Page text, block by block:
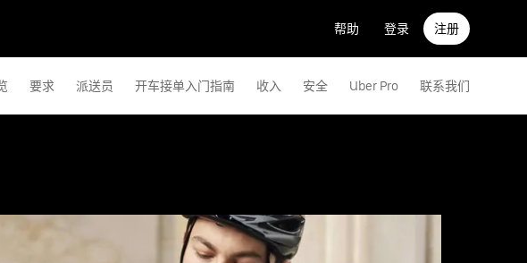
帮助 登录 注册
要求 派送员 开车接单入门指南 收入 安全 Uber Pro 联系我们